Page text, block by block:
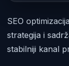
SEO
strategija i
stabilniji kanal